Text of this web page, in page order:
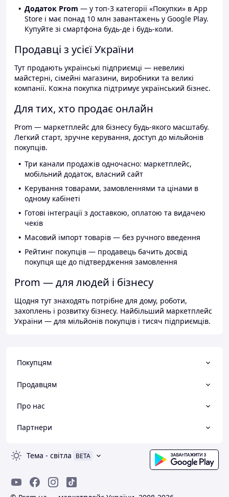
Додаток Prom — у топ-3 категорії «Покупки» в App
Store і має понад 10 млн завантажень у Google Play.
Купуйте зі смартфона будь-де і будь-коли.
Продавці з усієї України
Тут продають українські підприємці — невеликі
майстерні, сімейні магазини, виробники та великі
компанії. Кожна покупка підтримує український бізнес.
Для тих, хто продає онлайн
Prom — маркетплейс для бізнесу будь-якого масштабу.
Легкий старт, зручне керування, доступ до мільйонів
покупців.
Три канали продажів одночасно: маркетплейс,
мобільний додаток, власний сайт
Керування товарами, замовленнями та цінами в
одному кабінеті
Готові інтеграції з доставкою, оплатою та видачею
чеків
Масовий імпорт товарів — без ручного введення
Рейтинг покупців — продавець бачить досвід
покупця ще до підтвердження замовлення
Prom — для людей і бізнесу
Щодня тут знаходять потрібне для дому, роботи,
захоплень і розвитку бізнесу. Найбільший маркетплейс
України — для мільйонів покупців і тисяч підприємців.
Покупцям
Продавцям
Про нас
Партнери
Тема - світла BETA